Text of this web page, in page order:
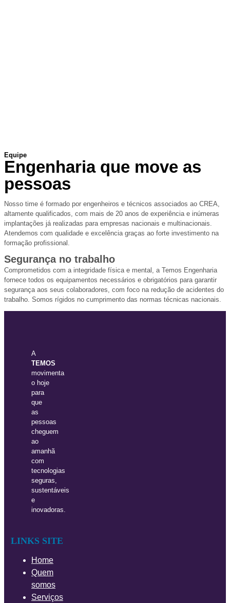
Equipe
Engenharia que move as
pessoas
Nosso time é formado por engenheiros e técnicos associados ao CREA,
altamente qualificados, com mais de 20 anos de experiência e inúmeras
implantações já realizadas para empresas nacionais e multinacionais.
Atendemos com qualidade e excelência graças ao forte investimento na
formação profissional.
Segurança no trabalho
Comprometidos com a integridade física e mental, a Temos Engenharia
fornece todos os equipamentos necessários e obrigatórios para garantir
segurança aos seus colaboradores, com foco na redução de acidentes do
trabalho. Somos rígidos no cumprimento das normas técnicas nacionais.
A
TEMOS
movimenta
o hoje
para
que
as
pessoas
cheguem
ao
amanhã
com
tecnologias
seguras,
sustentáveis
e
inovadoras.
LINKS SITE
Home
Quem
somos
Serviços